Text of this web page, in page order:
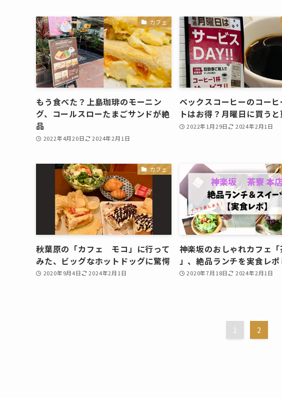
カフェ
もう食べた？上島珈琲のモーニン
グ、コールスローたまごサンドが絶
品
2022年4月20日 2024年2月1日
ベックスコーヒーのコーヒ
トはお得？月曜日に買う
2022年1月29日 2024年2月1日
カフェ
秋葉原の「カフェ モコ」に行って
みた、ビッグなホットドッグに驚愕
2020年9月4日 2024年2月1日
神楽坂のおしゃれカフェ
」、絶品ランチを実食レ
2020年7月18日 2024年2月1日
1 2